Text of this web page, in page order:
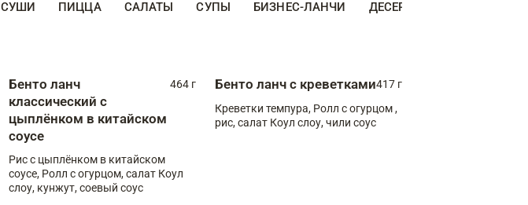
СУШИ ПИЦЦА САЛАТЫ СУПЫ БИЗНЕС-ЛАНЧИ ДЕСЕРТЫ
Бенто ланч
классический с
цыплёнком в китайском
соусе
464 г
Рис с цыплёнком в китайском
соусе, Ролл с огурцом, салат Коул
слоу, кунжут, соевый соус
Бенто ланч с креветками417 г
Креветки темпура, Ролл с огурцом ,
рис, салат Коул слоу, чили соус